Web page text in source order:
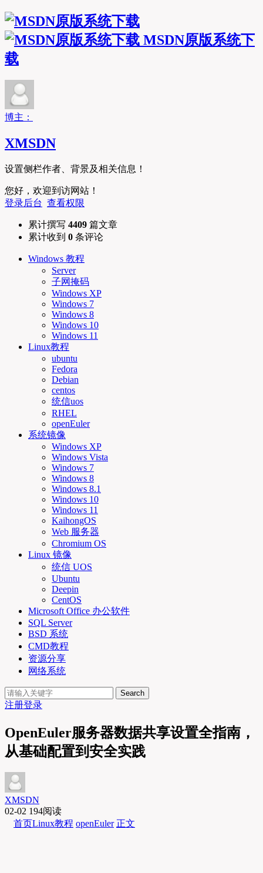
MSDN原版系统下
载
博主：
XMSDN
设置侧栏作者、背景及相关信息！
您好，欢迎到访网站！
登录后台 查看权限
累计撰写 4409 篇文章
累计收到 0 条评论
Windows 教程
Server
子网掩码
Windows XP
Windows 7
Windows 8
Windows 10
Windows 11
Linux教程
ubuntu
Fedora
Debian
centos
统信uos
RHEL
openEuler
系统镜像
Windows XP
Windows Vista
Windows 7
Windows 8
Windows 8.1
Windows 10
Windows 11
KaihongOS
Web 服务器
Chromium OS
Linux 镜像
统信 UOS
Ubuntu
Deepin
CentOS
Microsoft Office 办公软件
SQL Server
BSD 系统
CMD教程
资源分享
网络系统
Search
注册登录
OpenEuler服务器数据共享设置全指南，
从基础配置到安全实践
XMSDN
02-02 194阅读
首页Linux教程 openEuler 正文